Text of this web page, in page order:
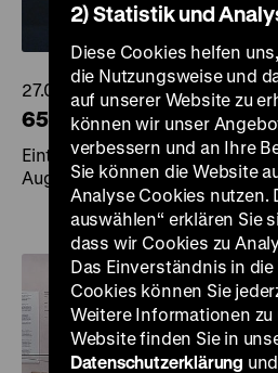
27.07.2026
65 Jahre Mauerbau
Eintritt frei und kostenfreie
August 2026
2) Statistik und
Diese Cookies helfen
die Nutzungsweise und
auf unserer Website zu
können wir unser
verbessern und an Ihre
Sie können die Website
Analyse Cookies nutzen.
auswählen“ erklären Sie
dass wir Cookies zu
Das Einverständnis in
Cookies können Sie
Weitere Informationen
Website finden Sie in
Datenschutzerklärung